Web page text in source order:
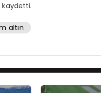
kaydetti.
altın